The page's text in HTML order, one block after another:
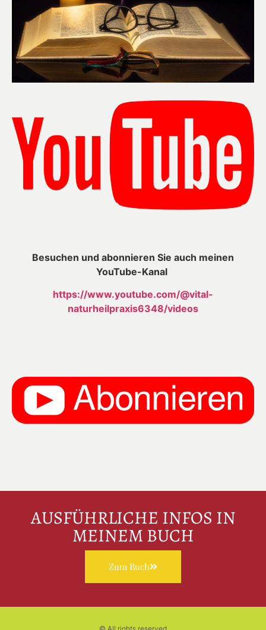
Besuchen und abonnieren Sie auch meinen
YouTube-Kanal
https://www.youtube.com/@vital-
naturheilpraxis6348/videos
AUSFÜHRLICHE INFOS IN
MEINEM BUCH
Zum Buch